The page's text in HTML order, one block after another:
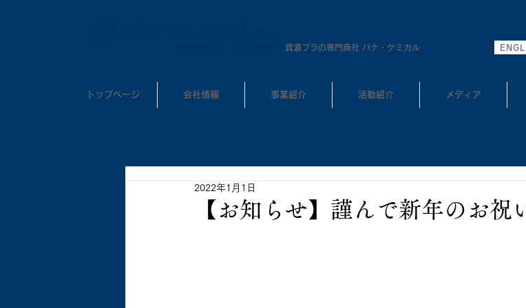
​資源プラの専門商社 パナ・ケミカル
トップページ 会社情報 事業紹介 活動紹介 メディア
【お知らせ】謹んで新年のお祝
2022年1月1日